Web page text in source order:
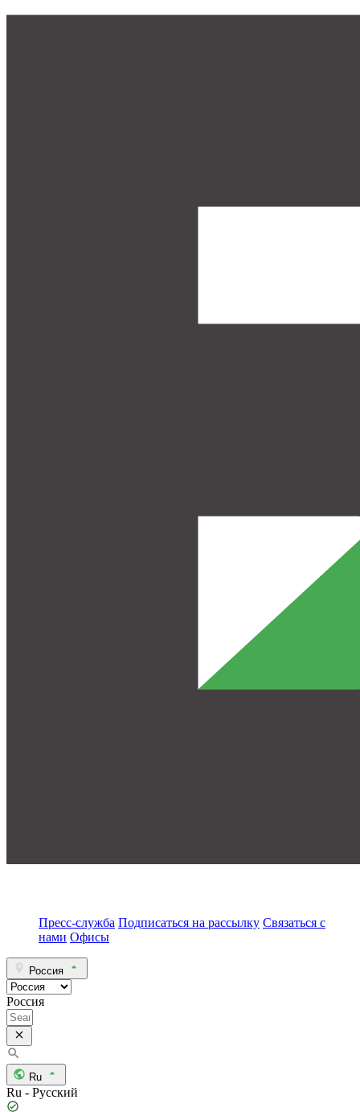
Пресс-служба Подписаться на рассылку Связаться с
нами Офисы
Россия
Россия
Ru
Ru - Русский